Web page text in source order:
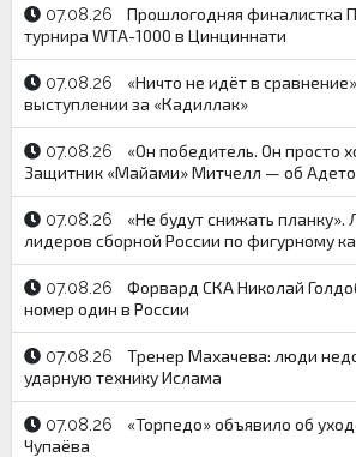
07.08.26
Прошлогодняя финалистка
турнира WTA-1000 в Цинциннати
07.08.26
«Ничто не идёт в
выступлении за «Кадиллак»
07.08.26
«Он победитель. Он просто
Защитник «Майами» Митчелл — об
07.08.26
«Не будут снижать планку».
лидеров сборной России по фигурному
07.08.26
Форвард СКА Николай
номер один в России
07.08.26
Тренер Махачева: люди
ударную технику Ислама
07.08.26
«Торпедо» объявило об
Чупаёва